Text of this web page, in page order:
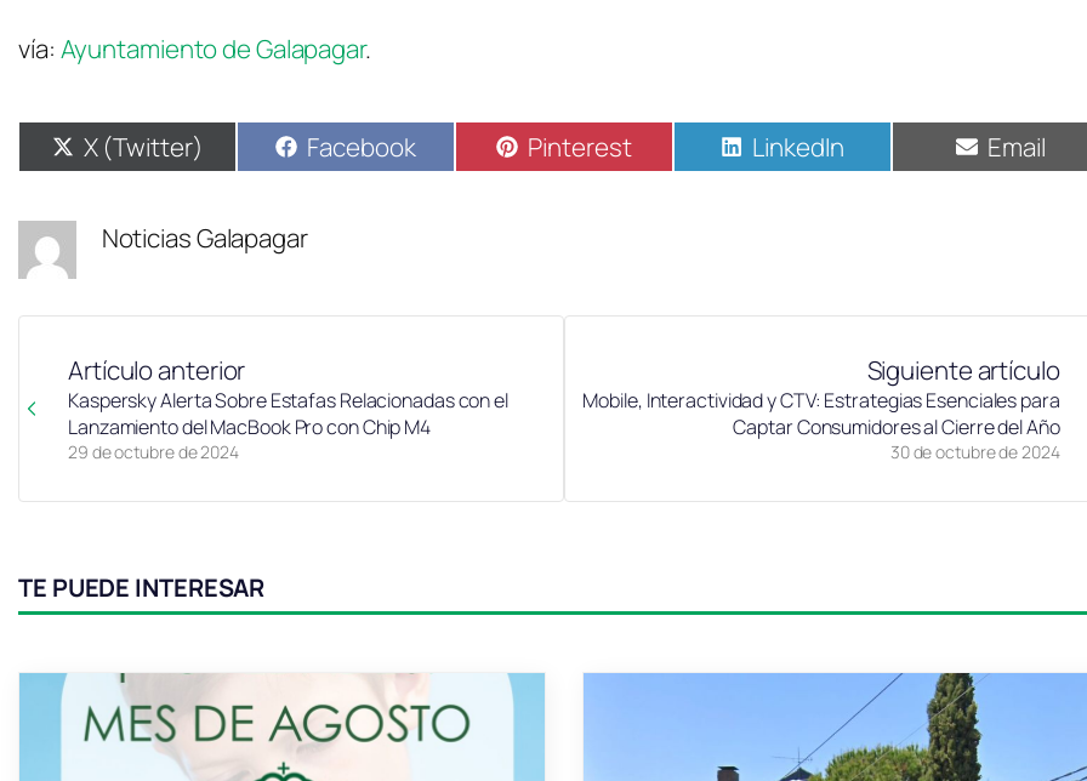
vía: Ayuntamiento de Galapagar.
X (Twitter) Facebook Pinterest LinkedIn Email
Noticias Galapagar
Artículo anterior
29 de octubre de 2024
Kaspersky Alerta Sobre Estafas Relacionadas con el
Lanzamiento del MacBook Pro con Chip M4
Siguiente artículo
30 de octubre de 2024
Mobile, Interactividad y CTV: Estrategias Esenciales para
Captar Consumidores al Cierre del Año
TE PUEDE INTERESAR